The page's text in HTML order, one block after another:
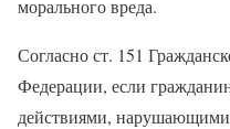
морального вреда.
Согласно ст. 151
Федерации, если
действиями,